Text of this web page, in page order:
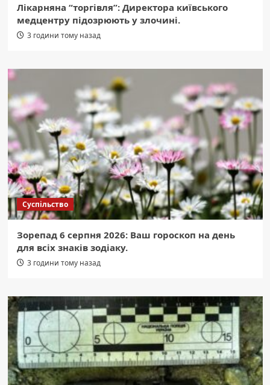
Лікарняна “торгівля”: Директора київського
медцентру підозрюють у злочині.
3 години тому назад
Суспільство
Зорепад 6 серпня 2026: Ваш гороскоп на день
для всіх знаків зодіаку.
3 години тому назад